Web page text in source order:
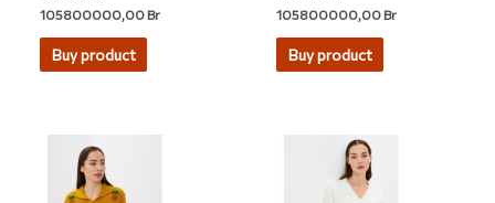
Rated
0
out
105800000,00Br
Buy product
Rated
0
out
105800000,00Br
Buy product